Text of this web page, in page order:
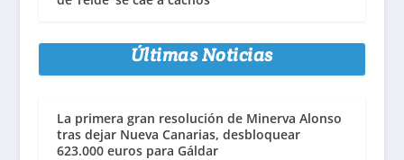
Últimas Noticias
La primera gran resolución de Minerva Alonso
tras dejar Nueva Canarias, desbloquear
623.000 euros para Gáldar